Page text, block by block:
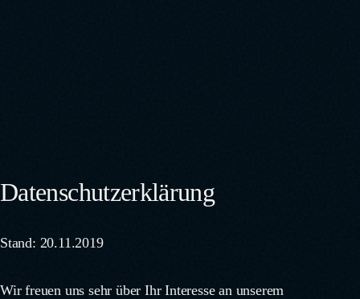
Datenschutzerklärung
Stand: 20.11.2019
Wir freuen uns sehr über Ihr Interesse an unserem